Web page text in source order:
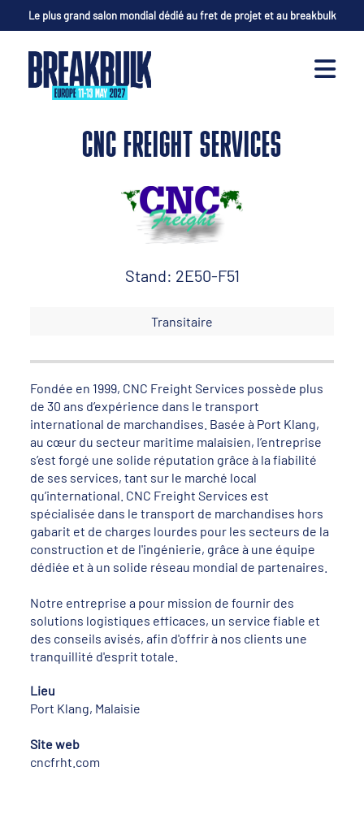
Le plus grand salon mondial dédié au fret de projet et au breakbulk
CNC FREIGHT SERVICES
Stand: 2E50-F51
Transitaire
Fondée en 1999, CNC Freight Services possède plus
de 30 ans d’expérience dans le transport
international de marchandises. Basée à Port Klang,
au cœur du secteur maritime malaisien, l’entreprise
s’est forgé une solide réputation grâce à la fiabilité
de ses services, tant sur le marché local
qu’international. CNC Freight Services est
spécialisée dans le transport de marchandises hors
gabarit et de charges lourdes pour les secteurs de la
construction et de l'ingénierie, grâce à une équipe
dédiée et à un solide réseau mondial de partenaires.
Notre entreprise a pour mission de fournir des
solutions logistiques efficaces, un service fiable et
des conseils avisés, afin d'offrir à nos clients une
tranquillité d'esprit totale.
Lieu
Port Klang, Malaisie
Site web
cncfrht.com